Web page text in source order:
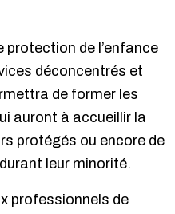
protection de l’enfance
déconcentrés et
de former les
auront à accueillir la
protégés ou encore de
leur minorité.
professionnels de